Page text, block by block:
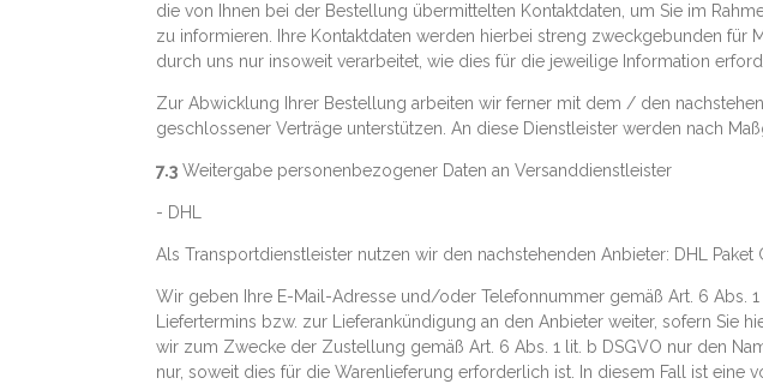
die von Ihnen bei der Bestellung übermittelten Kontaktdaten, um Sie im
zu informieren. Ihre Kontaktdaten werden hierbei streng zweckgebunden
durch uns nur insoweit verarbeitet, wie dies für die jeweilige Information
Zur Abwicklung Ihrer Bestellung arbeiten wir ferner mit dem / den
geschlossener Verträge unterstützen. An diese Dienstleister werden nach
7.3Weitergabe personenbezogener Daten an Versanddienstleister
- DHL
Als Transportdienstleister nutzen wir den nachstehenden Anbieter: DHL Paket
Wir geben Ihre E-Mail-Adresse und/oder Telefonnummer gemäß Art. 6 Abs.
Liefertermins bzw. zur Lieferankündigung an den Anbieter weiter, sofern
wir zum Zwecke der Zustellung gemäß Art. 6 Abs. 1 lit. b DSGVO nur den
nur, soweit dies für die Warenlieferung erforderlich ist. In diesem Fall ist